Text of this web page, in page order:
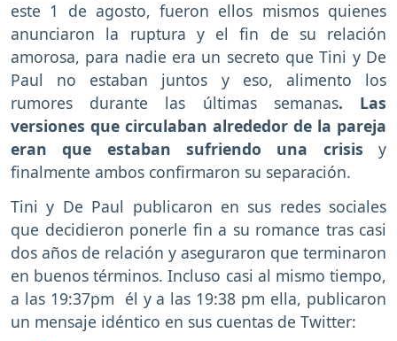
este 1 de agosto, fueron ellos mismos quienes
anunciaron la ruptura y el fin de su relación
amorosa, para nadie era un secreto que Tini y De
Paul no estaban juntos y eso, alimento los
rumores durante las últimas semanas. Las
versiones que circulaban alrededor de la pareja
eran que estaban sufriendo una crisis y
finalmente ambos confirmaron su separación.
Tini y De Paul publicaron en sus redes sociales
que decidieron ponerle fin a su romance tras casi
dos años de relación y aseguraron que terminaron
en buenos términos. Incluso casi al mismo tiempo,
a las 19:37pm él y a las 19:38 pm ella, publicaron
un mensaje idéntico en sus cuentas de Twitter: